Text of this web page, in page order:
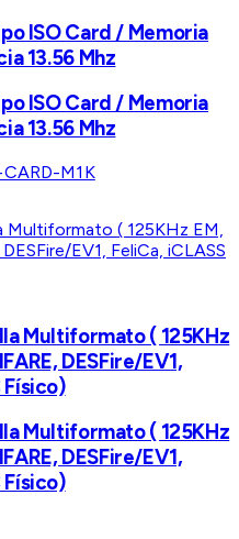
ISO Card / Memoria
13.56 Mhz
ISO Card / Memoria
13.56 Mhz
M1K
Multiformato ( 125KHz
DESFire/EV1,
Físico)
Multiformato ( 125KHz
DESFire/EV1,
Físico)